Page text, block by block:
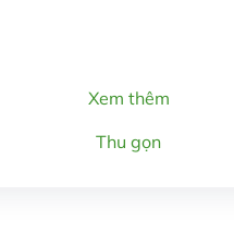
Xem thêm
Thu gọn